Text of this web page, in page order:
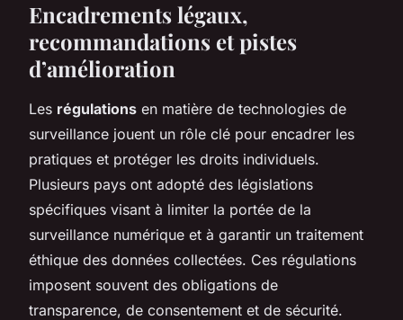
Encadrements légaux,
recommandations et pistes
d’amélioration
Les régulations en matière de technologies de
surveillance jouent un rôle clé pour encadrer les
pratiques et protéger les droits individuels.
Plusieurs pays ont adopté des législations
spécifiques visant à limiter la portée de la
surveillance numérique et à garantir un traitement
éthique des données collectées. Ces régulations
imposent souvent des obligations de
transparence, de consentement et de sécurité.